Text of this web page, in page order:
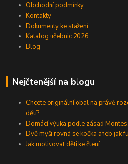
Obchodní podmínky
Kontakty
Dokumenty ke stažení
Katalog učebnic 2026
Blog
Nejčtenější na blogu
Chcete originální obal na právě
dětí?
Domácí výuka podle zásad
Dvě myši rovná se kočka aneb jak
Jak motivovat děti ke čtení